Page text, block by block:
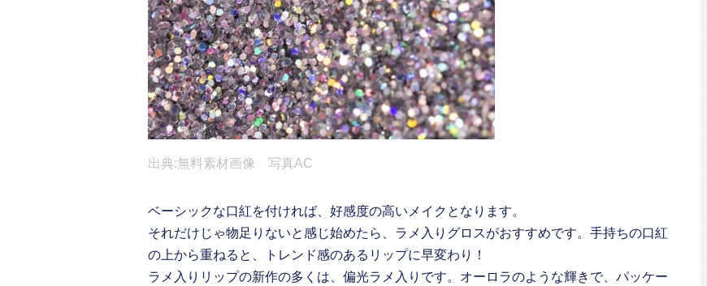
出典:無料素材画像 写真AC
ベーシックな口紅を付ければ、好感度の高いメイクとなります。
それだけじゃ物足りないと感じ始めたら、ラメ入りグロスがおすすめです。手持ちの口紅
の上から重ねると、トレンド感のあるリップに早変わり！
ラメ入りリップの新作の多くは、偏光ラメ入りです。オーロラのような輝きで、パッケー